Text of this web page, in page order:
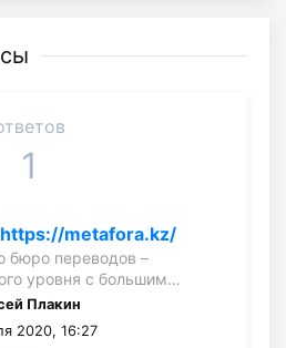
1
metafora.kz/
бюро переводов –
уровня с большим…
Плакин
2020, 16:27